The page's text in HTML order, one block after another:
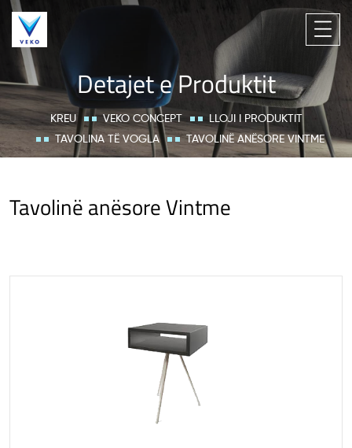
Detajet e Produktit
KREU VEKO CONCEPT
LLOJI I PRODUKTIT
TAVOLINA TË VOGLA
TAVOLINË ANËSORE VINTME
Tavolinë anësore Vintme